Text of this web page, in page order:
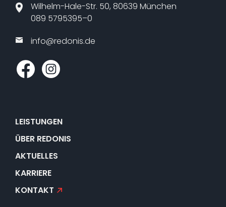
Wilhelm-Hale-Str. 50, 80639 München
089 5795395–0
info@​redonis.​de
LEISTUNGEN
ÜBER REDONIS
AKTUELLES
KARRIERE
KONTAKT